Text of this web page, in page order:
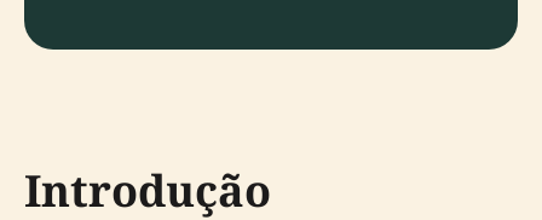
Introdução